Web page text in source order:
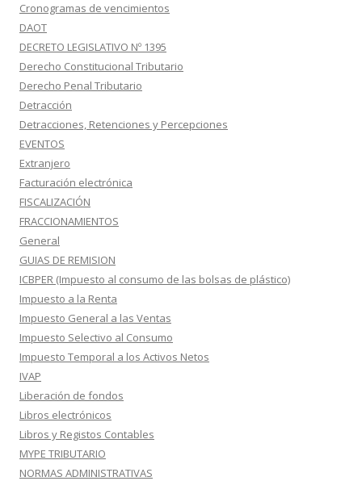
Cronogramas de vencimientos
DAOT
DECRETO LEGISLATIVO Nº 1395
Derecho Constitucional Tributario
Derecho Penal Tributario
Detracción
Detracciones, Retenciones y Percepciones
EVENTOS
Extranjero
Facturación electrónica
FISCALIZACIÓN
FRACCIONAMIENTOS
General
GUIAS DE REMISION
ICBPER (Impuesto al consumo de las bolsas de plástico)
Impuesto a la Renta
Impuesto General a las Ventas
Impuesto Selectivo al Consumo
Impuesto Temporal a los Activos Netos
IVAP
Liberación de fondos
Libros electrónicos
Libros y Registos Contables
MYPE TRIBUTARIO
NORMAS ADMINISTRATIVAS